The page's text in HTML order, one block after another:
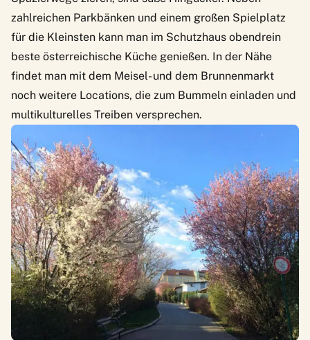
zahlreichen Parkbänken und einem großen Spielplatz
für die Kleinsten kann man im Schutzhaus obendrein
beste österreichische Küche genießen. In der Nähe
findet man mit dem Meisel- und dem Brunnenmarkt
noch weitere Locations, die zum Bummeln einladen und
multikulturelles Treiben versprechen.